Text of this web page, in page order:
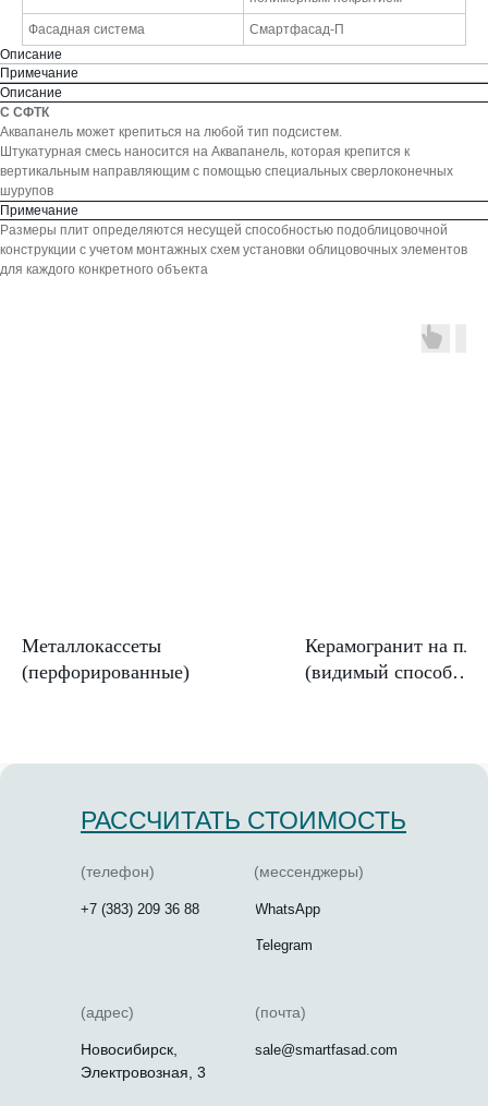
Фасадная система
Смартфасад-П
Описание
Примечание
Описание
С СФТК
Аквапанель может крепиться на любой тип подсистем.
Штукатурная смесь наносится на Аквапанель, которая крепится к
вертикальным направляющим с помощью специальных сверлоконечных
шурупов
Примечание
Размеры плит определяются несущей способностью подоблицовочной
конструкции с учетом монтажных схем установки облицовочных элементов
для каждого конкретного объекта
Металлокассеты
(перфорированные)
Керамогранит на
(видимый способ
РАССЧИТАТЬ СТОИМОСТЬ
(телефон) (мессенджеры)
(почта)
(адрес)
Новосибирск,
Электровозная, 3
sale@smartfasad.com
+7 (383) 209 36 88 WhatsApp
Telegram